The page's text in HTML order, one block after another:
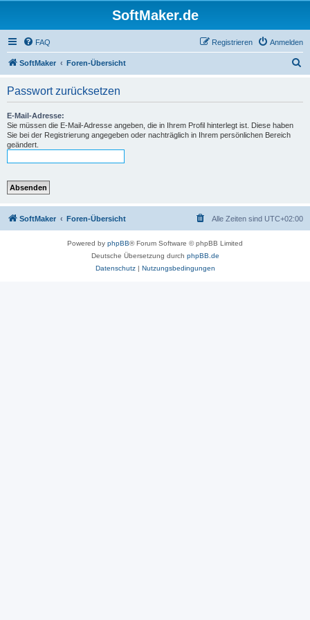
SoftMaker.de
FAQ Anmelden
Registrieren
SoftMaker Foren-Übersicht
Passwort zurücksetzen
E-Mail-Adresse:
Sie müssen die E-Mail-Adresse angeben, die in Ihrem Profil hinterlegt ist. Diese haben
Sie bei der Registrierung angegeben oder nachträglich in Ihrem persönlichen Bereich
geändert.
SoftMaker Foren-Übersicht Alle Zeiten sind UTC+02:00
Powered by phpBB® Forum Software © phpBB Limited
Deutsche Übersetzung durch phpBB.de
Datenschutz| Nutzungsbedingungen